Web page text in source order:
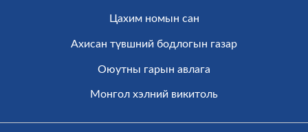
Цахим номын сан
Ахисан түвшний бодлогын газар
Оюутны гарын авлага
Монгол хэлний викитоль